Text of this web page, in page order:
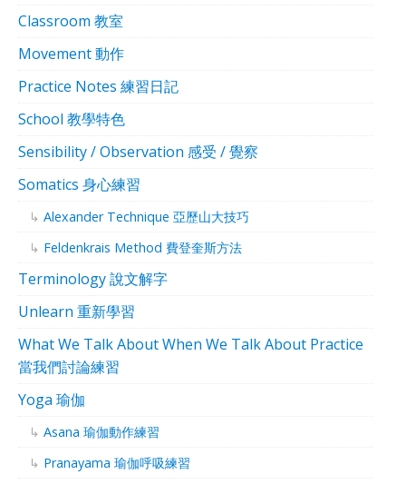
Classroom 教室
Movement 動作
Practice Notes 練習日記
School 教學特色
Sensibility / Observation 感受 / 覺察
Somatics 身心練習
Alexander Technique 亞歷山大技巧
Feldenkrais Method 費登奎斯方法
Terminology 說文解字
Unlearn 重新學習
What We Talk About When We Talk About Practice
當我們討論練習
Yoga 瑜伽
Asana 瑜伽動作練習
Pranayama 瑜伽呼吸練習